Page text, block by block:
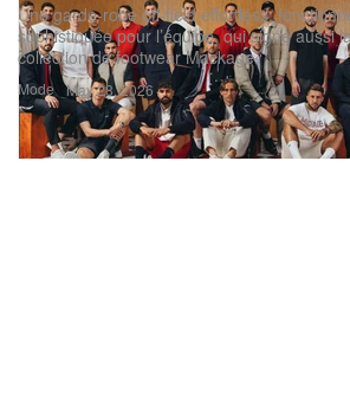
Mode
Une garde-robe off-field effortless,
sophistiquée pour l’équipe, qui signe aussi
collection de footwear Mackage.
May 28, 2026